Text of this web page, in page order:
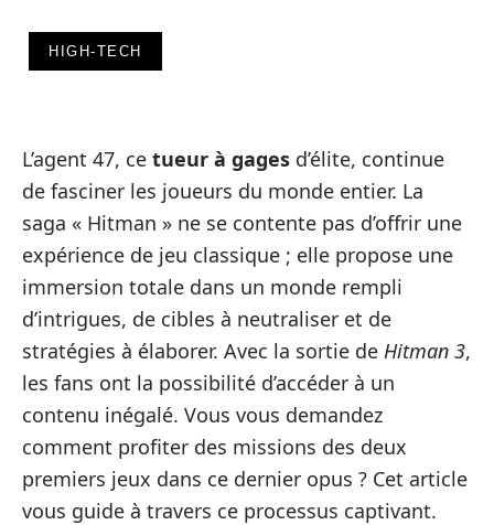
HIGH-TECH
L’agent 47, ce tueur à gages d’élite, continue
de fasciner les joueurs du monde entier. La
saga « Hitman » ne se contente pas d’offrir une
expérience de jeu classique ; elle propose une
immersion totale dans un monde rempli
d’intrigues, de cibles à neutraliser et de
stratégies à élaborer. Avec la sortie de Hitman 3,
les fans ont la possibilité d’accéder à un
contenu inégalé. Vous vous demandez
comment profiter des missions des deux
premiers jeux dans ce dernier opus ? Cet article
vous guide à travers ce processus captivant.